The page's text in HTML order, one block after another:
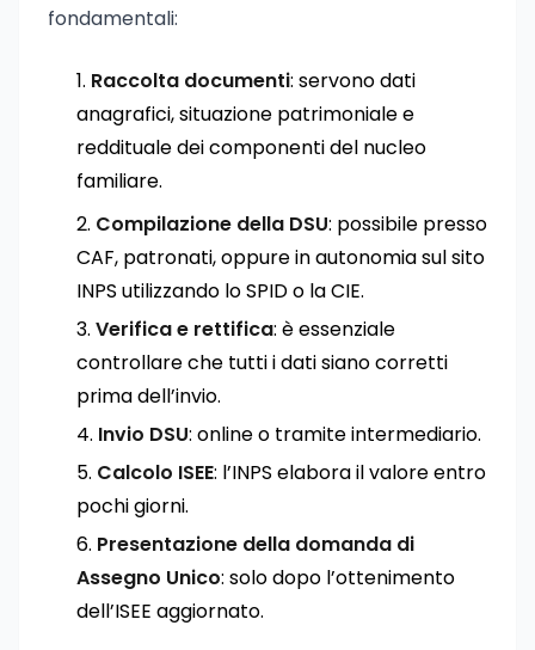
fondamentali:
Raccolta documenti: servono dati
anagrafici, situazione patrimoniale e
reddituale dei componenti del nucleo
familiare.
Compilazione della DSU: possibile presso
CAF, patronati, oppure in autonomia sul sito
INPS utilizzando lo SPID o la CIE.
Verifica e rettifica: è essenziale
controllare che tutti i dati siano corretti
prima dell’invio.
Invio DSU: online o tramite intermediario.
Calcolo ISEE: l’INPS elabora il valore entro
pochi giorni.
Presentazione della domanda di
Assegno Unico: solo dopo l’ottenimento
dell’ISEE aggiornato.